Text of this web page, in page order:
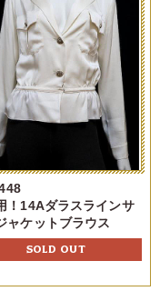
！14Aダラスラインサ
ャケットブラウス
SOLD OUT